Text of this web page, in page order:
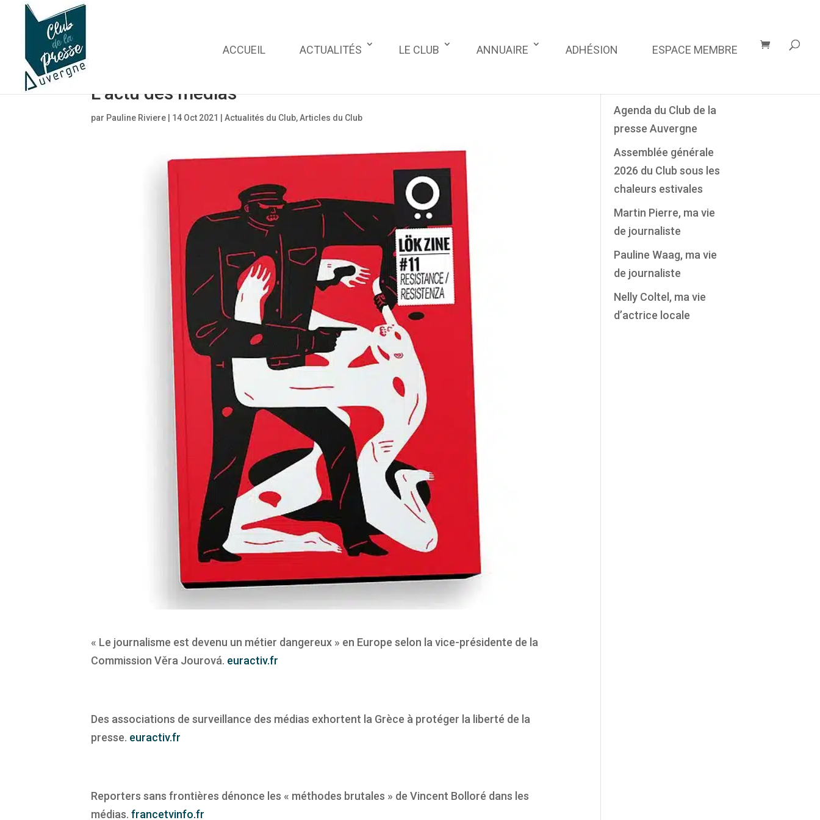
ACCUEIL ACTUALITÉS LE CLUB ANNUAIRE ADHÉSION ESPACE MEMBRE
L’actu des médias
par Pauline Riviere 14 Oct 2021 |Actualités du Club,Articles du Club
« Le journalisme est devenu un métier dangereux » en Europe selon la vice-présidente de la
Commission Věra Jourová. euractiv.fr
Des associations de surveillance des médias exhortent la Grèce à protéger la liberté de la
presse. euractiv.fr
Reporters sans frontières dénonce les « méthodes brutales » de Vincent Bolloré dans les
médias.francetvinfo.fr
Agenda du Club de la
presse Auvergne
Assemblée générale
2026 du Club sous les
chaleurs estivales
Martin Pierre, ma vie
de journaliste
Pauline Waag, ma vie
de journaliste
Nelly Coltel, ma vie
d’actrice locale